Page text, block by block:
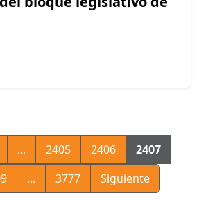
... 2405 2406
2407
... 3777 Siguiente